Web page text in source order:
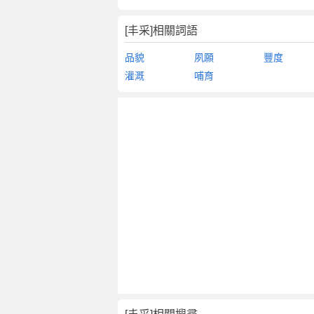
[丰采]相關詞語
品貌 夙願 豐度
灌溉
哺育